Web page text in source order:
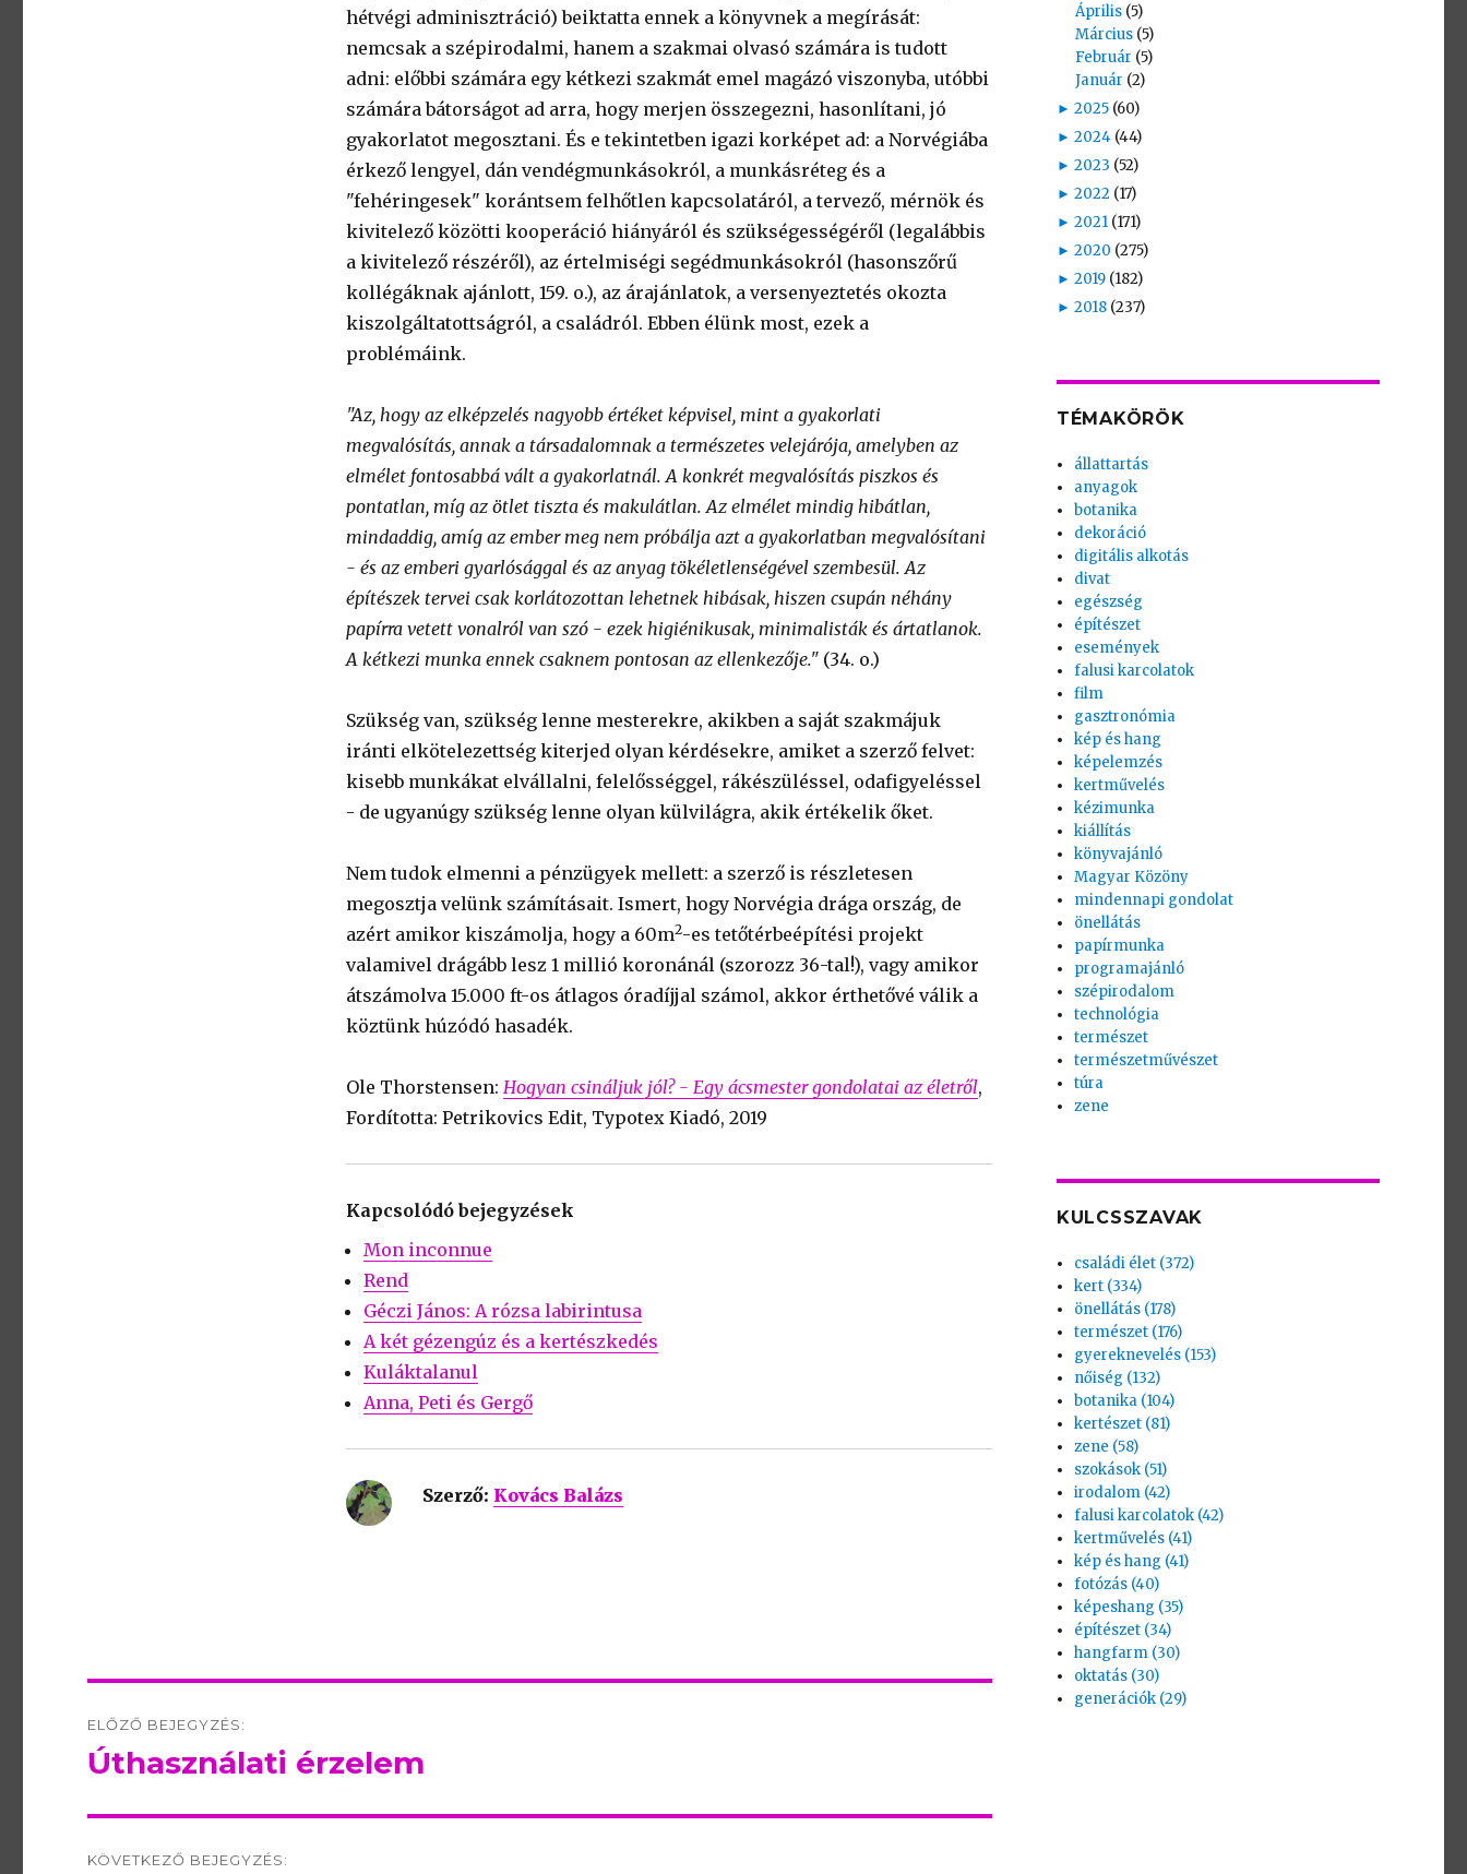
hétvégi adminisztráció) beiktatta ennek a könyvnek a megírását:
nemcsak a szépirodalmi, hanem a szakmai olvasó számára is tudott
adni: előbbi számára egy kétkezi szakmát emel magázó viszonyba, utóbbi
számára bátorságot ad arra, hogy merjen összegezni, hasonlítani, jó
gyakorlatot megosztani. És e tekintetben igazi korképet ad: a Norvégiába
érkező lengyel, dán vendégmunkásokról, a munkásréteg és a
"fehéringesek" korántsem felhőtlen kapcsolatáról, a tervező, mérnök és
kivitelező közötti kooperáció hiányáról és szükségességéről (legalábbis
a kivitelező részéről), az értelmiségi segédmunkásokról (hasonszőrű
kollégáknak ajánlott, 159. o.), az árajánlatok, a versenyeztetés okozta
kiszolgáltatottságról, a családról. Ebben élünk most, ezek a
problémáink.
"Az, hogy az elképzelés nagyobb értéket képvisel, mint a gyakorlati
megvalósítás, annak a társadalomnak a természetes velejárója, amelyben az
elmélet fontosabbá vált a gyakorlatnál. A konkrét megvalósítás piszkos és
pontatlan, míg az ötlet tiszta és makulátlan. Az elmélet mindig hibátlan,
mindaddig, amíg az ember meg nem próbálja azt a gyakorlatban megvalósítani
- és az emberi gyarlósággal és az anyag tökéletlenségével szembesül. Az
építészek tervei csak korlátozottan lehetnek hibásak, hiszen csupán néhány
papírra vetett vonalról van szó - ezek higiénikusak, minimalisták és ártatlanok.
A kétkezi munka ennek csaknem pontosan az ellenkezője."(34. o.)
Szükség van, szükség lenne mesterekre, akikben a saját szakmájuk
iránti elkötelezettség kiterjed olyan kérdésekre, amiket a szerző felvet:
kisebb munkákat elvállalni, felelősséggel, rákészüléssel, odafigyeléssel
- de ugyanúgy szükség lenne olyan külvilágra, akik értékelik őket.
Nem tudok elmenni a pénzügyek mellett: a szerző is részletesen
megosztja velünk számításait. Ismert, hogy Norvégia drága ország, de
azért amikor kiszámolja, hogy a 60m2-es tetőtérbeépítési projekt
valamivel drágább lesz 1 millió koronánál (szorozz 36-tal!), vagy amikor
átszámolva 15.000 ft-os átlagos óradíjjal számol, akkor érthetővé válik a
köztünk húzódó hasadék.
Ole Thorstensen: Hogyan csináljuk jól? - Egy ácsmester gondolatai az életről,
Fordította: Petrikovics Edit, Typotex Kiadó, 2019
Kapcsolódó bejegyzések
Mon inconnue
Rend
Géczi János: A rózsa labirintusa
A két gézengúz és a kertészkedés
Kuláktalanul
Anna, Peti és Gergő
Szerző: Kovács Balázs
navigation
ELŐZŐ BEJEGYZÉS:
Előző
Úthasználati érzelem
KÖVETKEZŐ BEJEGYZÉS:
Április (5)
Március (5)
Február (5)
Január (2)
► 2025 (60)
► 2024 (44)
► 2023 (52)
► 2022 (17)
► 2021 (171)
► 2020 (275)
► 2019 (182)
► 2018 (237)
TÉMAKÖRÖK
állattartás
anyagok
botanika
dekoráció
digitális alkotás
divat
egészség
építészet
események
falusi karcolatok
film
gasztronómia
kép és hang
képelemzés
kertművelés
kézimunka
kiállítás
könyvajánló
Magyar Közöny
mindennapi gondolat
önellátás
papírmunka
programajánló
szépirodalom
technológia
természet
természetművészet
túra
zene
KULCSSZAVAK
családi élet (372)
kert (334)
önellátás (178)
természet (176)
gyereknevelés (153)
nőiség (132)
botanika (104)
kertészet (81)
zene (58)
szokások (51)
irodalom (42)
falusi karcolatok (42)
kertművelés (41)
kép és hang (41)
fotózás (40)
képeshang (35)
építészet (34)
hangfarm (30)
oktatás (30)
generációk (29)